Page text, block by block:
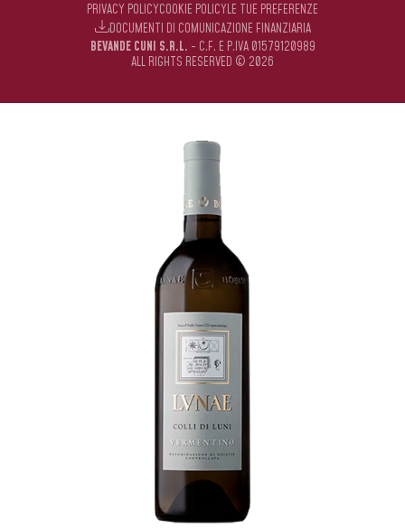
BEVANDE CUNI S.R.L. - C.F. E P.IVA 01579120989
ALL RIGHTS RESERVED © 2026
PRIVACY POLICYCOOKIE POLICYLE TUE PREFERENZE
DOCUMENTI DI COMUNICAZIONE FINANZIARIA